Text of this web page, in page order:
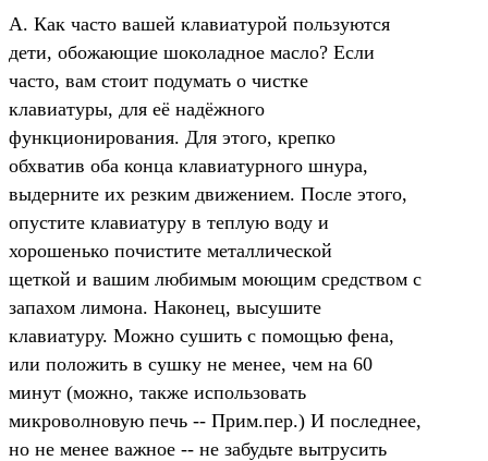
A. Как часто вашей клавиатурой пользуются
дети, обожающие шоколадное масло? Если
часто, вам стоит подумать о чистке
клавиатуры, для её надёжного
функционирования. Для этого, крепко
обхватив оба конца клавиатурного шнура,
выдерните их резким движением. После этого,
опустите клавиатуру в теплую воду и
хорошенько почистите металлической
щеткой и вашим любимым моющим средством с
запахом лимона. Наконец, высушите
клавиатуру. Можно сушить с помощью фена,
или положить в сушку не менее, чем на 60
минут (можно, также использовать
микроволновую печь -- Прим.пер.) И последнее,
но не менее важное -- не забудьте вытрусить